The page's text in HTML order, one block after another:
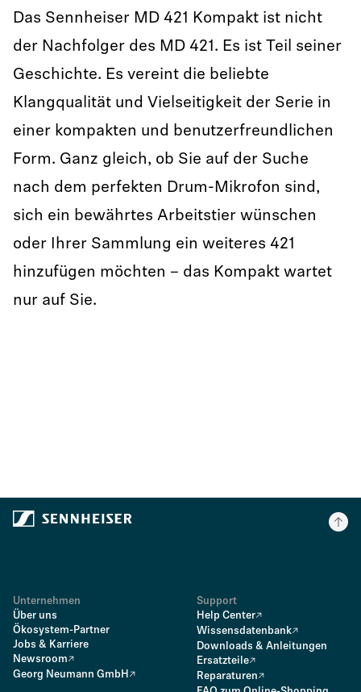
Das Sennheiser MD 421 Kompakt ist nicht
der Nachfolger des MD 421. Es ist Teil seiner
Geschichte. Es vereint die beliebte
Klangqualität und Vielseitigkeit der Serie in
einer kompakten und benutzerfreundlichen
Form. Ganz gleich, ob Sie auf der Suche
nach dem perfekten Drum-Mikrofon sind,
sich ein bewährtes Arbeitstier wünschen
oder Ihrer Sammlung ein weiteres 421
hinzufügen möchten – das Kompakt wartet
nur auf Sie.
Unternehmen
Über uns
Ökosystem-Partner
Jobs & Karriere
Newsroom
Georg Neumann GmbH
Support
Help Center
Wissensdatenbank
Downloads & Anleitungen
Ersatzteile
Reparaturen